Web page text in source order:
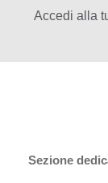
Accedi alla
Sezione